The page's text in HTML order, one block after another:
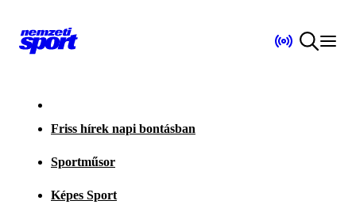
Friss hírek napi bontásban
Sportműsor
Képes Sport